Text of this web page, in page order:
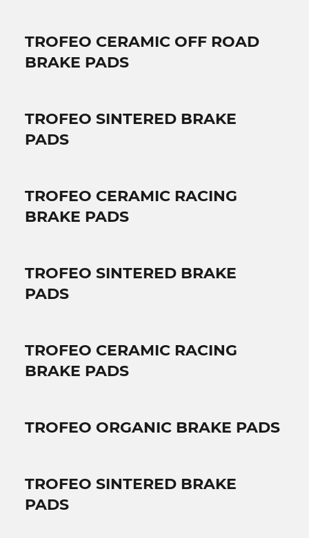
TROFEO CERAMIC OFF ROAD
BRAKE PADS
TROFEO SINTERED BRAKE
PADS
TROFEO CERAMIC RACING
BRAKE PADS
TROFEO SINTERED BRAKE
PADS
TROFEO CERAMIC RACING
BRAKE PADS
TROFEO ORGANIC BRAKE PADS
TROFEO SINTERED BRAKE
PADS